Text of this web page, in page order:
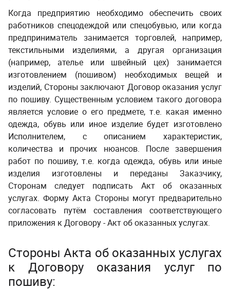
Когда предприятию необходимо обеспечить своих
работников спецодеждой или спецобувью, или когда
предприниматель занимается торговлей, например,
текстильными изделиями, а другая организация
(например, ателье или швейный цех) занимается
изготовлением (пошивом) необходимых вещей и
изделий, Стороны заключают Договор оказания услуг
по пошиву. Существенным условием такого договора
является условие о его предмете, т.е. какая именно
одежда, обувь или иное изделие будет изготовлено
Исполнителем, с описанием характеристик,
количества и прочих нюансов. После завершения
работ по пошиву, т.е. когда одежда, обувь или иные
изделия изготовлены и переданы Заказчику,
Сторонам следует подписать Акт об оказанных
услугах. Форму Акта Стороны могут предварительно
согласовать путём составления соответствующего
приложения к Договору - Акт об оказанных услугах.
СтороныАкта об оказанных услугах
к Договору оказания услуг по
пошиву: